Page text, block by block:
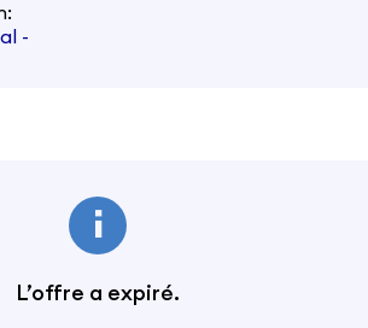
-
L’offre a expiré.